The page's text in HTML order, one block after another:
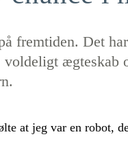
fremtiden. Det
ægteskab
at jeg var en robot,